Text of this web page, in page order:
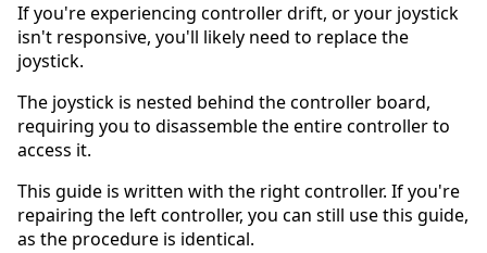
If you're experiencing controller drift, or your joystick
isn't responsive, you'll likely need to replace the
joystick.
The joystick is nested behind the controller board,
requiring you to disassemble the entire controller to
access it.
This guide is written with the right controller. If you're
repairing the left controller, you can still use this guide,
as the procedure is identical.